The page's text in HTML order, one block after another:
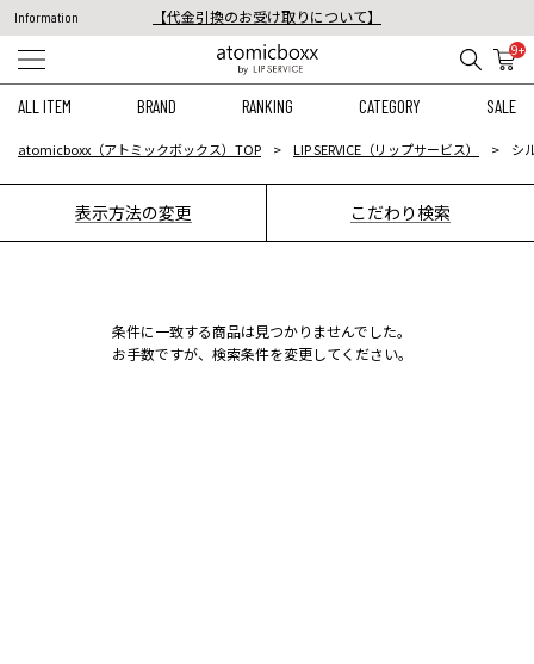
Information
【代金引換のお受け取りについて】
税込11,000円以上のご注文で送料無料！
9+
ALL ITEM BRAND RANKING CATEGORY SALE
atomicboxx（アトミックボックス）TOP LIP SERVICE（リップサービス） シ
表示方法の変更 こだわり検索
条件に一致する商品は見つかりませんでした。
お手数ですが、検索条件を変更してください。